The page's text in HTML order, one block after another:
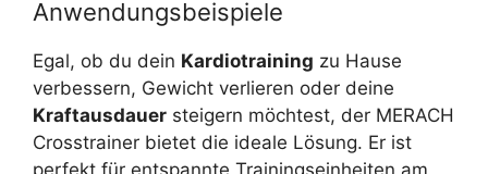
Anwendungsbeispiele
Egal, ob du dein Kardiotraining zu Hause
verbessern, Gewicht verlieren oder deine
Kraftausdauer steigern möchtest, der MERACH
Crosstrainer bietet die ideale Lösung. Er ist
perfekt für entspannte Trainingseinheiten am